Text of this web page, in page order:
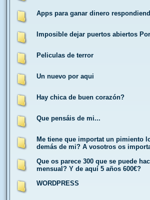
Apps para ganar dinero
Imposible dejar puertos abiertos
Peliculas de terror
Un nuevo por aqui
Hay chica de buen corazón?
Que pensáis de mi...
Me tiene que importat un pimiento
demás de mi? A vosotros os
Que os parece 300 que se puede
mensual? Y de aquí 5 años 600€?
WORDPRESS